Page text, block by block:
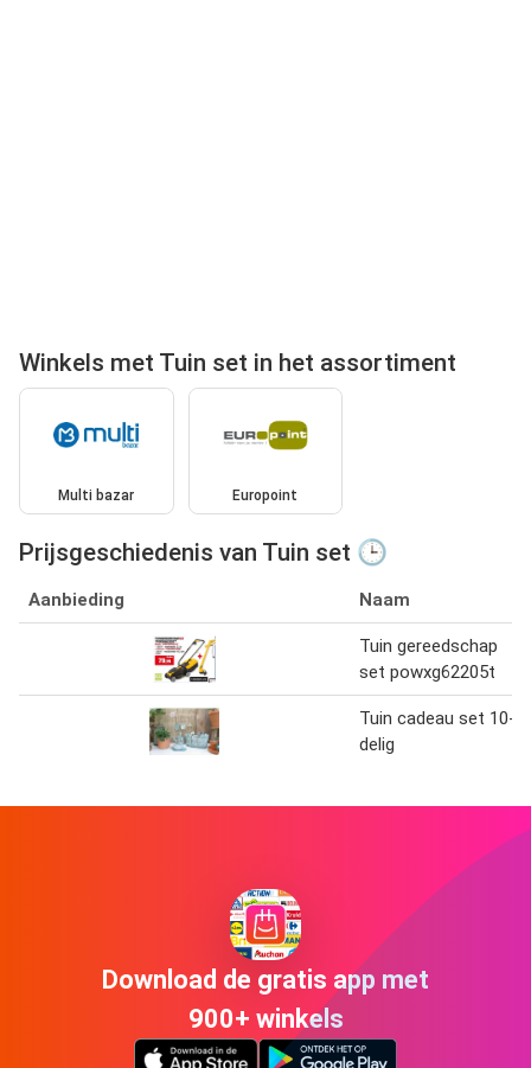
Winkels met Tuin set in het assortiment
Multi bazar Europoint
Prijsgeschiedenis van Tuin set 🕒
Aanbieding Naam
Tuin gereedschap
set powxg62205t
Tuin cadeau set 10-
delig
Download de gratis app met
900+ winkels